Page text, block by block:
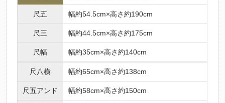
尺五 幅約54.5cm×高さ約190cm
尺三 幅約44.5cm×高さ約175cm
尺幅 幅約35cm×高さ約140cm
尺八横 幅約65cm×高さ約138cm
尺五アンド 幅約58cm×高さ約150cm